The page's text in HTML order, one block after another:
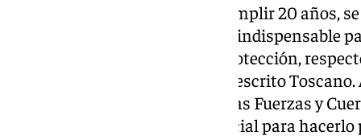
“El Plan Director, a punto de cumplir 20 años,
herramienta educativa y social indispensable
que vivimos hacia valores de protección,
derechos de todos y todas”, ha descrito
que “la vocación de servicio de las Fuerzas y
convierte en un elemento esencial para hacerlo